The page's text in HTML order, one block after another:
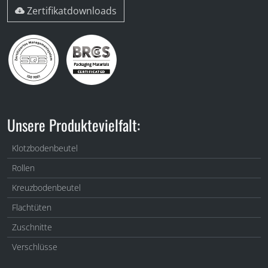
Zertifikatdownloads
Unsere Produktevielfalt:
Klotzbodenbeutel
Rollen
Kreuzbodenbeutel
Flachtüten
Zuschnitte
Verschlüsse